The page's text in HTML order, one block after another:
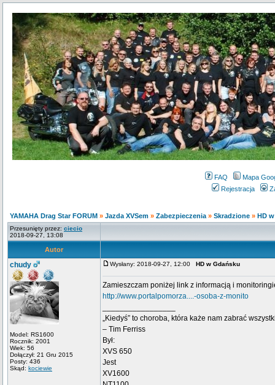
FAQ
Mapa
Rejestracja
YAMAHA Drag Star FORUM » Jazda XVSem » Zabezpieczenia » Skradzione » HD
Przesunięty przez: ciecio
2018-09-27, 13:08
Autor
chudy
Model: RS1600
Rocznik: 2001
Wiek: 56
Dołączył: 21 Gru 2015
Posty: 436
Skąd: kociewie
Wysłany: 2018-09-27, 12:00 HD w Gdańsku
Zamieszczam poniżej link z informacją i
http://www.portalpomorza....-osoba-z-monito
„Kiedyś” to choroba, która każe nam zabrać
– Tim Ferriss
Był:
XVS 650
Jest
XV1600